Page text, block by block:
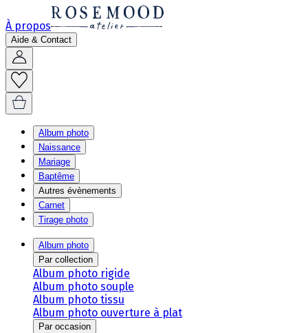
À propos
Aide & Contact
Album photo
Naissance
Mariage
Baptême
Autres évènements
Carnet
Tirage photo
Album photo
Par collection
Album photo rigide
Album photo souple
Album photo tissu
Album photo ouverture à plat
Par occasion